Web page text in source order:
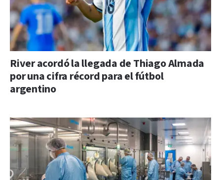
River acordó la llegada de Thiago Almada
por una cifra récord para el fútbol
argentino